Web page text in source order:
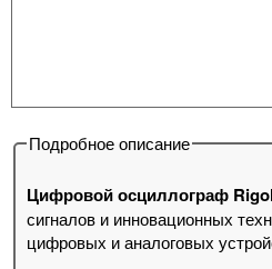
Подробное описание
Цифровой осциллограф
сигналов и инновационных
цифровых и аналоговых